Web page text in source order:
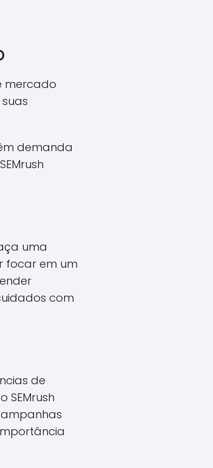
mercado
demanda
uma
focar em um
com
de